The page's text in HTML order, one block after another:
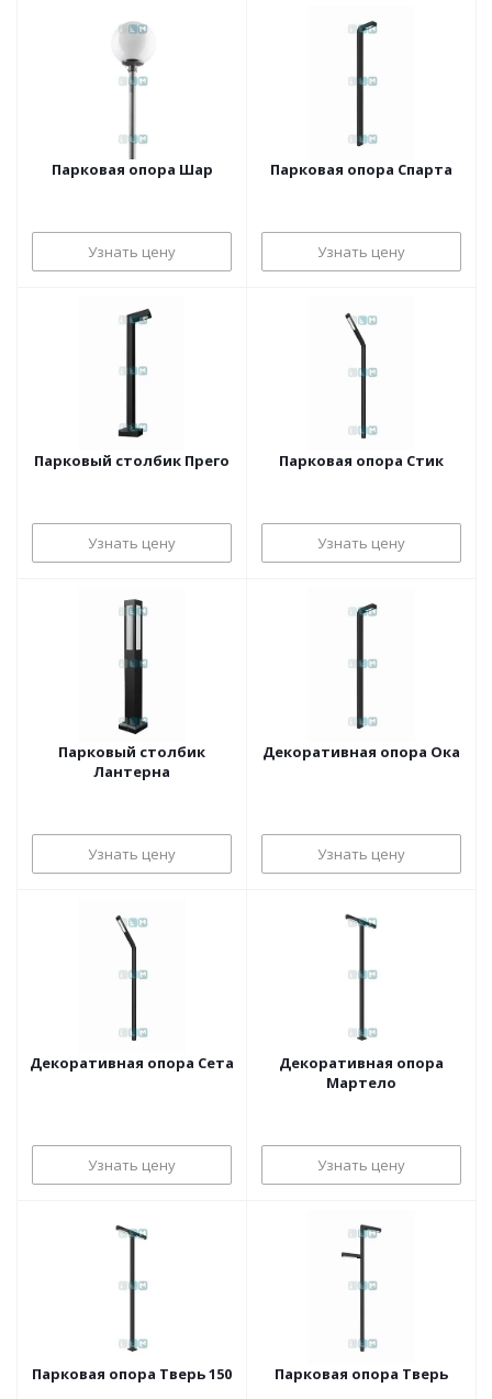
Парковая опора Шар
Узнать цену
Парковая опора Спарта
Узнать цену
Парковый столбик Прего
Узнать цену
Парковая опора Стик
Узнать цену
Парковый столбик
Лантерна
Узнать цену
Декоративная опора Ока
Узнать цену
Декоративная опора Сета
Узнать цену
Декоративная опора
Мартело
Узнать цену
Парковая опора Тверь 150 Парковая опора Тверь